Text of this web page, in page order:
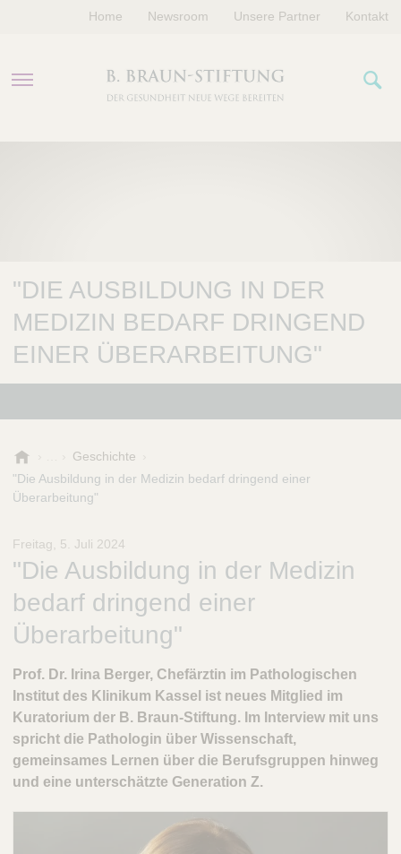
ÜBER UNS
Home Newsroom Unsere Partner Kontakt
"DIE AUSBILDUNG IN DER
MEDIZIN BEDARF DRINGEND
EINER ÜBERARBEITUNG"
.
B
u
n
S
t
i
t
u
n
g
Geschichte
"Die Ausbildung in der Medizin bedarf dringend einer
Überarbeitung"
Freitag, 5. Juli 2024
"Die Ausbildung in der Medizin
bedarf dringend einer
Überarbeitung"
Prof. Dr. Irina Berger, Chefärztin im Pathologischen
Institut des Klinikum Kassel ist neues Mitglied im
Kuratorium der B. Braun-Stiftung. Im Interview mit uns
spricht die Pathologin über Wissenschaft,
gemeinsames Lernen über die Berufsgruppen hinweg
und eine unterschätzte Generation Z.